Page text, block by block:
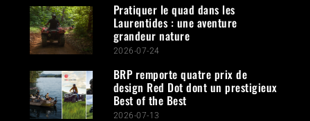
Pratiquer le quad dans les
Laurentides : une aventure
grandeur nature
2026-07-24
BRP remporte quatre prix de
design Red Dot dont un prestigieux
Best of the Best
2026-07-13